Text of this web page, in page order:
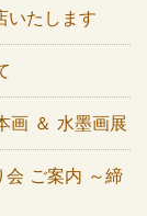
いたします
画 ＆ 水墨画展
会 ご案内 ～締